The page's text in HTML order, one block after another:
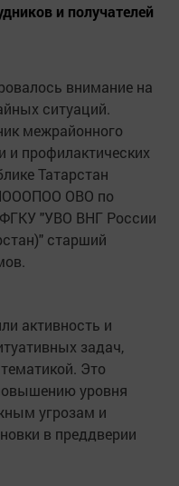
и получателей
внимание на
ситуаций.
межрайонного
и профилактических
Татарстан
ОВО по
"УВО ВНГ России
старший
активность и
задач,
Это
уровня
угрозам и
в преддверии